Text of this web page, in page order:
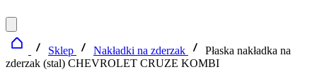
Sklep Nakładki na zderzak
Płaska nakładka na
zderzak (stal) CHEVROLET CRUZE KOMBI